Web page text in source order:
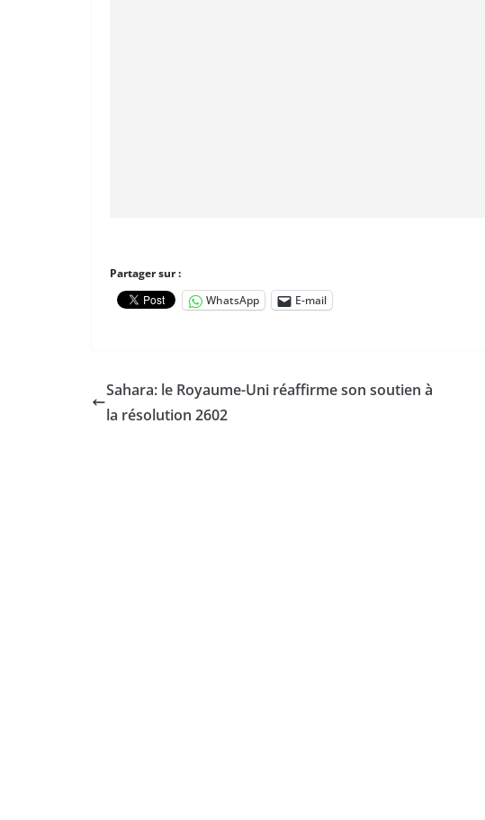
Partager sur :
WhatsApp
E-mail
Sahara: le Royaume-Uni réaffirme son soutien à
la résolution 2602